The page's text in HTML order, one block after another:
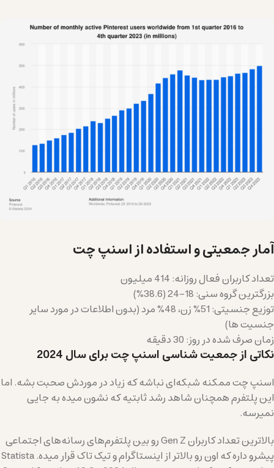
آمار جمعیتی و استفاده از اسنپ چت
تعداد کاربران فعال روزانه: 414 میلیون
بزرگترین گروه سنی: 18-24 (38.6%)
توزیع جنسیتی: 51% زن، 48% مرد (بدون اطلاعات در مورد سایر
جنسیت ها)
زمان صرف شده در روز: 30 دقیقه
نکاتی از جمعیت شناسی اسنپ چت برای سال 2024
اسنپ ​​چت ممکنه شبکه‌ای نباشه که زیاد در موردش صحبت بشه. اما
این پلتفرم همچنان شاهد رشد ثابتیه که نشون میده به جایی
نمیرسه.
بالاترین تعداد کاربران Gen Z رو بین پلتفرم‌های رسانه‌های اجتماعی
پیشرو داره که اون رو بالاتر از اینستاگرام و تیک تاک قرار میده. Statista